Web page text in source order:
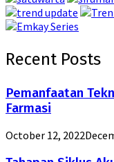
Recent Posts
Pemanfaatan
Farmasi
October 12, 2022